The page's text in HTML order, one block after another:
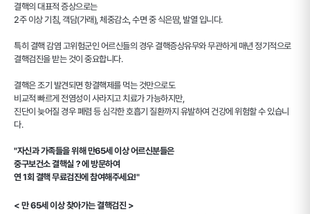
결핵의 대표적 증상으로는
2주 이상 기침, 객담(가래), 체중감소, 수면 중 식은땀, 발열 입니다.
특히 결핵 감염 고위험군인 어르신들의 경우 결핵증상유무와 무관하게 매년 정기적으로
결핵검진을 받는 것이 중요합니다.
결핵은 조기 발견되면 항결핵제를 먹는 것만으로도
비교적 빠르게 전염성이 사라지고 치료가 가능하지만,
진단이 늦어질 경우 폐렴 등 심각한 호흡기 질환까지 유발하여 건강에 위험할 수 있습니
다.
"자신과 가족들을 위해 만65세 이상 어르신분들은
중구보건소 결핵실？에 방문하여
연 1회 결핵 무료검진에 참여해주세요!"
< 만 65세 이상 찾아가는 결핵검진 >